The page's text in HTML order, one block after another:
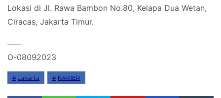
Lokasi di Jl. Rawa Bambon No.80, Kelapa Dua Wetan,
Ciracas, Jakarta Timur.
O-08092023
Jakarta KARIER